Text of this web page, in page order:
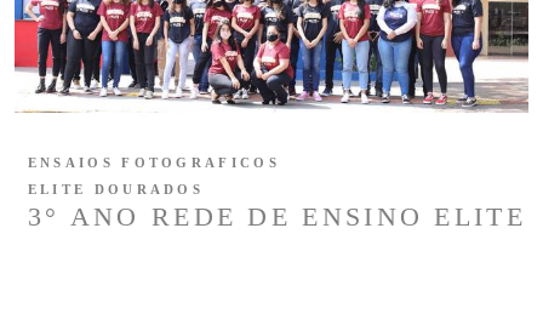
3° ANO REDE DE ENSINO ELITE
ENSAIOS FOTOGRAFICOS
ELITE DOURADOS